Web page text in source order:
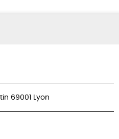
12, rue du Major Martin 69001 Lyon